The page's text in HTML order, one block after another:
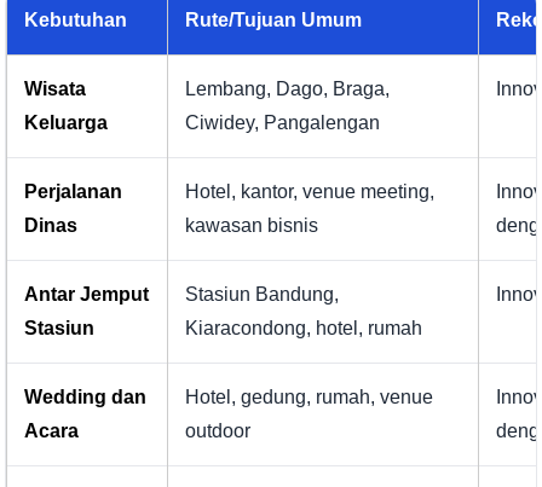
Kebutuhan Rute/Tujuan Umum
Wisata
Keluarga
Lembang, Dago, Braga,
Ciwidey, Pangalengan
Perjalanan
Dinas
Hotel, kantor, venue meeting,
kawasan bisnis
Antar Jemput
Stasiun
Stasiun Bandung,
Kiaracondong, hotel, rumah
Wedding dan
Acara
Hotel, gedung, rumah, venue
outdoor